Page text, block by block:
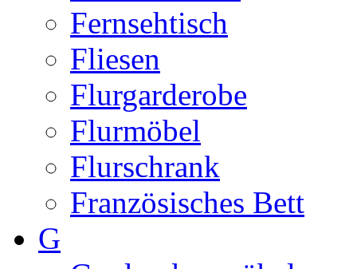
Fernsehtisch
Fliesen
Flurgarderobe
Flurmöbel
Flurschrank
Französisches Bett
G